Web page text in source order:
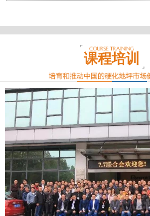
课程培训